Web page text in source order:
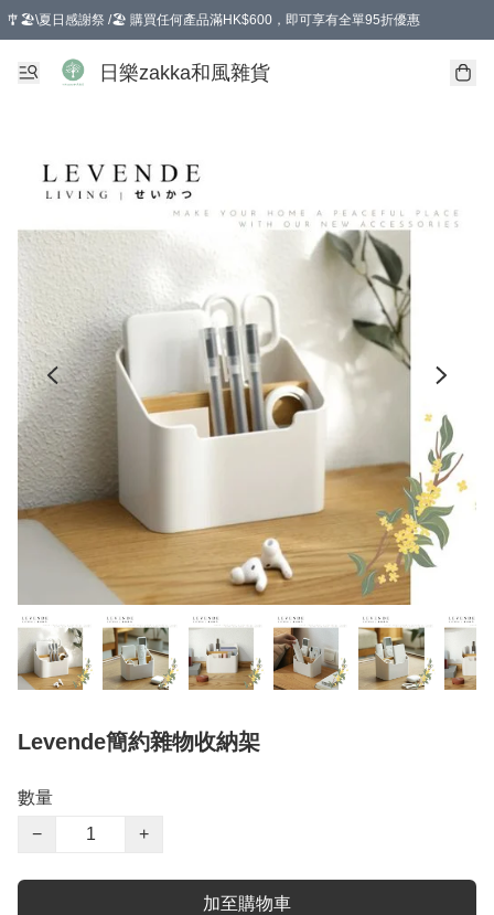
🎐🏖️\夏日感謝祭 /🏖️ 購買任何產品滿HK$600，即可享有全單95折優惠
選擇GoGoX住宅/工商地址配送，單一訂單消費購物滿HK$680(折扣後），可享有
日樂zakka和風雜貨
Levende簡約雜物收納架
數量
−
+
加至購物車